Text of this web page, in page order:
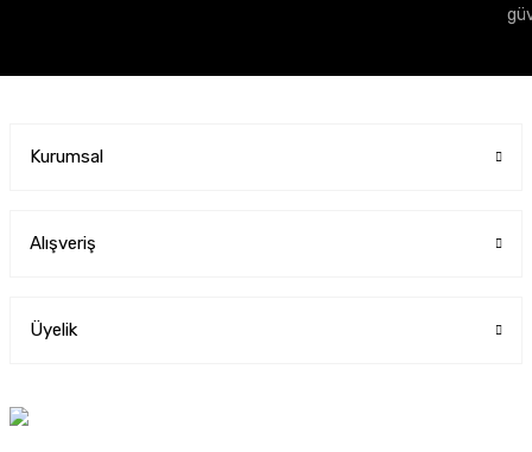
Kurumsal
Alışveriş
Üyelik